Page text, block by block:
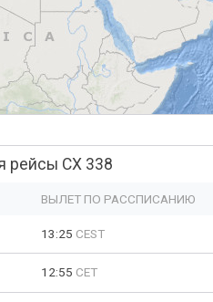
рейсы CX 338
ВЫЛЕТ ПО РАССПИСАНИЮ
13:25 CEST
12:55 CET